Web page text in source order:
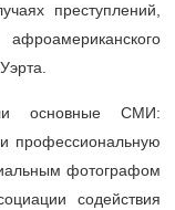
преступлений,
основные СМИ:
профессиональную
фотографом
содействия